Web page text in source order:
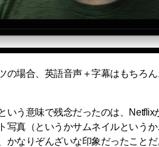
の場合、英語音声＋字幕はもちろ
いう意味で残念だったのは、Netflix
写真（というかサムネイルという
かなりぞんざいな印象だったこと